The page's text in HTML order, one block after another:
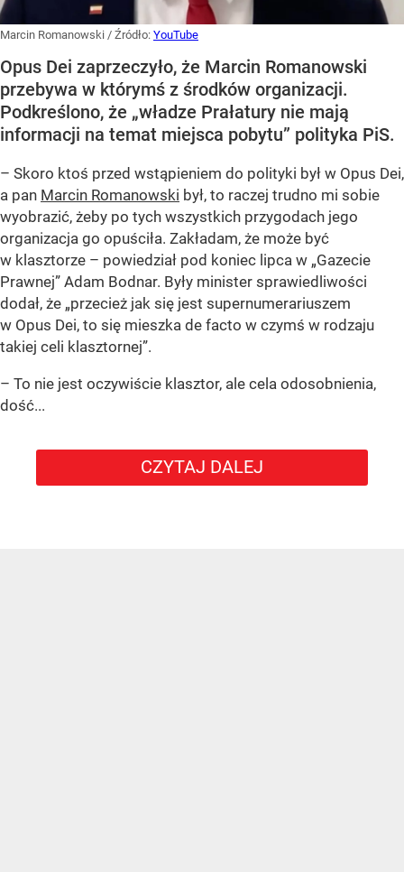
Marcin Romanowski / Źródło: YouTube
Opus Dei zaprzeczyło, że Marcin Romanowski
przebywa w którymś z środków organizacji.
Podkreślono, że „władze Prałatury nie mają
informacji na temat miejsca pobytu” polityka PiS.
– Skoro ktoś przed wstąpieniem do polityki był w Opus Dei,
a pan Marcin Romanowski był, to raczej trudno mi sobie
wyobrazić, żeby po tych wszystkich przygodach jego
organizacja go opuściła. Zakładam, że może być
w klasztorze – powiedział pod koniec lipca w „Gazecie
Prawnej” Adam Bodnar. Były minister sprawiedliwości
dodał, że „przecież jak się jest supernumerariuszem
w Opus Dei, to się mieszka de facto w czymś w rodzaju
takiej celi klasztornej”.
– To nie jest oczywiście klasztor, ale cela odosobnienia,
dość...
CZYTAJ DALEJ